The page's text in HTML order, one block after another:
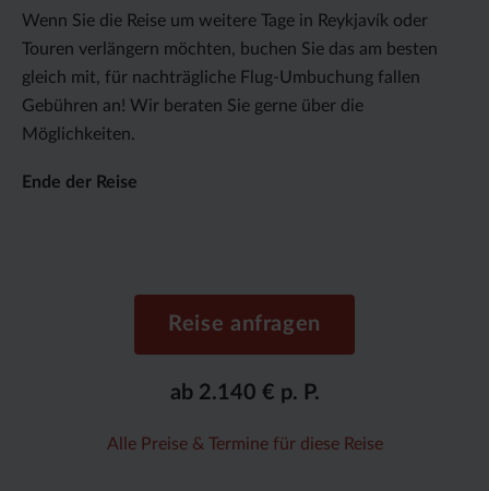
Wenn Sie die Reise um weitere Tage in Reykjavík oder
Touren verlängern möchten, buchen Sie das am besten
gleich mit, für nachträgliche Flug-Umbuchung fallen
Gebühren an! Wir beraten Sie gerne über die
Möglichkeiten.
Ende der Reise
Reise anfragen
ab 2.140 € p. P.
Alle Preise & Termine für diese Reise